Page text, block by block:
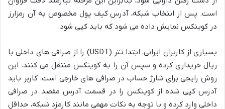
است. پس از انتخاب شبکه، آدرس کیف پول مخصوص به آن رمزارز
در کوینکس نمایش داده می شود که باید کپی شود.
بسیاری از کاربران ایرانی، ابتدا تتر (USDT) را از صرافی های داخلی با
ریال خریداری کرده و سپس آن را به کوینکس منتقل می کنند. این
روش رایجی برای شارژ حساب در صرافی های خارجی است. کاربر باید
آدرس کپی شده از کوینکس را در قسمت آدرس مقصد در صرافی
داخلی وارد کرده و با توجه به نکات مهمی مانند کارمزد شبکه، حداقل